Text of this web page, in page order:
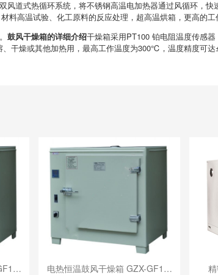
风道式热循环系统，将不锈钢高温电加热器通过风循环，
高温试验、化工原料的反应处理，超高温烘箱，更高的
鼓风干燥箱的详细介绍干燥箱采用PT100 铂电阻温度传感
干燥或其他加热用，最高工作温度为300℃，温度精度可
电热恒温鼓风干燥箱 GZX-GF1…